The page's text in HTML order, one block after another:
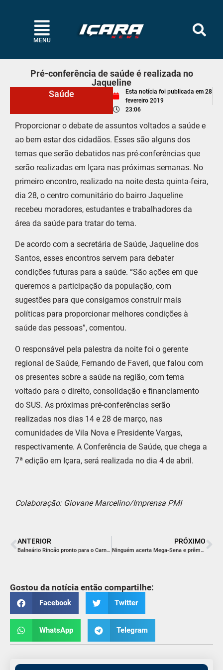
MENU
Pré-conferência de saúde é realizada no
Jaqueline
Saúde
Esta notícia foi publicada em 28
fevereiro 2019
23:06
Proporcionar o debate de assuntos voltados a saúde e
ao bem estar dos cidadãos. Esses são alguns dos
temas que serão debatidos nas pré-conferências que
serão realizadas em Içara nas próximas semanas. No
primeiro encontro, realizado na noite desta quinta-feira,
dia 28, o centro comunitário do bairro Jaqueline
recebeu moradores, estudantes e trabalhadores da
área da saúde para tratar do tema.
De acordo com a secretária de Saúde, Jaqueline dos
Santos, esses encontros servem para debater
condições futuras para a saúde. “São ações em que
queremos a participação da população, com
sugestões para que consigamos construir mais
políticas para proporcionar melhores condições à
saúde das pessoas”, comentou.
O responsável pela palestra da noite foi o gerente
regional de Saúde, Fernando de Faveri, que falou com
os presentes sobre a saúde na região, com tema
voltado para o direito, consolidação e financiamento
do SUS. As próximas pré-conferências serão
realizadas nos dias 14 e 28 de março, nas
comunidades de Vila Nova e Presidente Vargas,
respectivamente. A Conferência de Saúde, que chega a
7ª edição em Içara, será realizada no dia 4 de abril.
Colaboração: Giovane Marcelino/Imprensa PMI
ANTERIOR
Balneário Rincão pronto para o CarnaRincão
PRÓXIMO
Ninguém acerta Mega-Sena e prêmio vai a R$ 73 milhões
Gostou da notícia então compartilhe:
Facebook Twitter
WhatsApp Telegram